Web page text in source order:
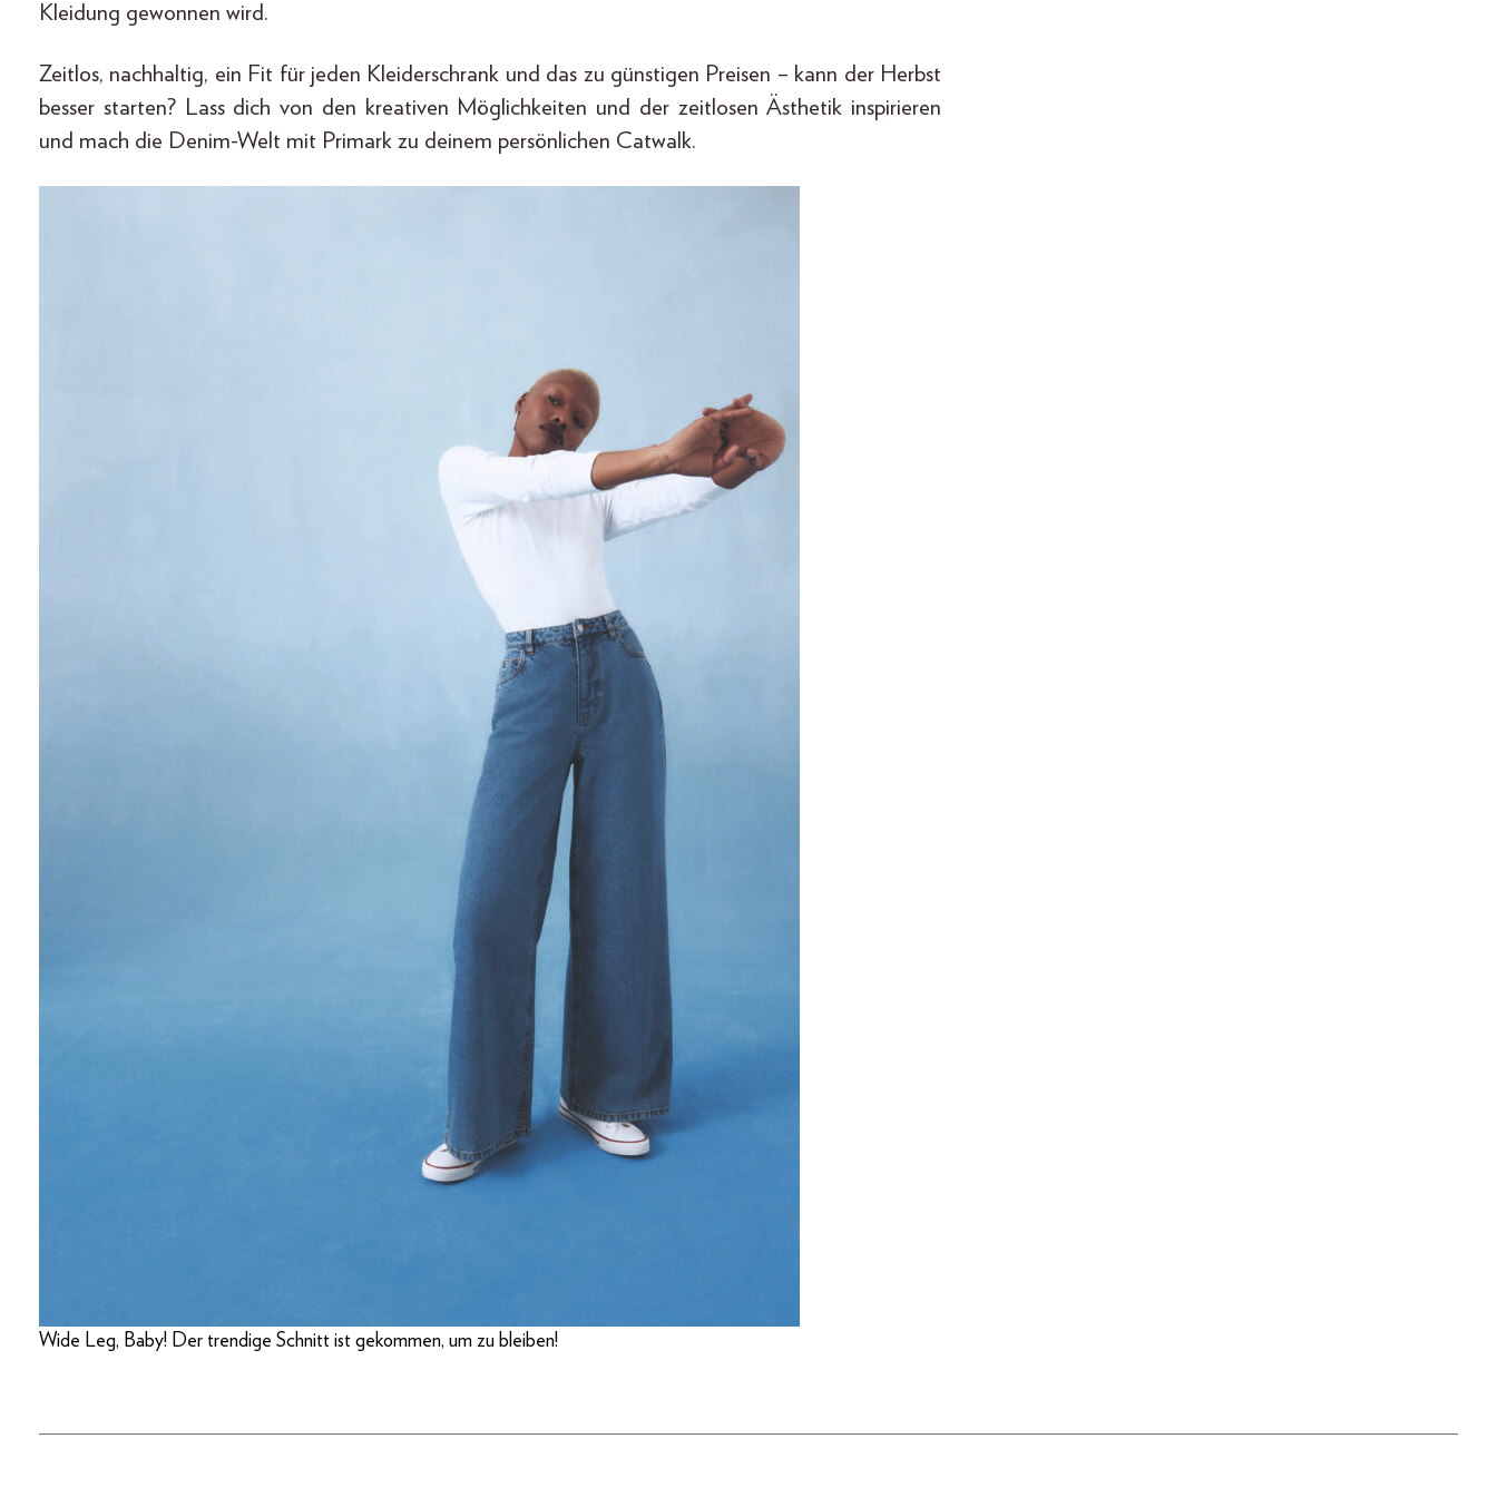
Kleidung gewonnen wird.
Zeitlos, nachhaltig, ein Fit für jeden Kleiderschrank und das zu günstigen Preisen – kann der Herbst
besser starten? Lass dich von den kreativen Möglichkeiten und der zeitlosen Ästhetik inspirieren
und mach die Denim-Welt mit Primark zu deinem persönlichen Catwalk.
Wide Leg, Baby! Der trendige Schnitt ist gekommen, um zu bleiben!